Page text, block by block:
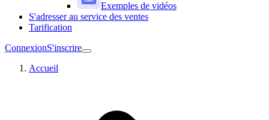
Exemples de vidéos
S'adresser au service des ventes
Tarification
ConnexionS'inscrire
Accueil